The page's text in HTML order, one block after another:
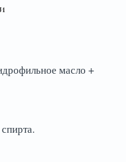
масло +